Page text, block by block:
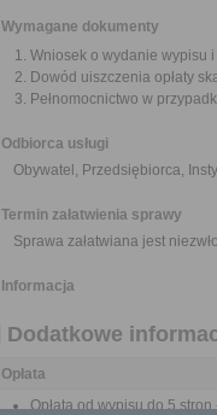
Wymagane dokumenty
Wniosek o wydanie wypisu
Dowód uiszczenia opłaty
Pełnomocnictwo w
Odbiorca usługi
Obywatel, Przedsiębiorca,
Termin załatwienia sprawy
Sprawa załatwiana jest
Informacja
Dodatkowe
Opłata
Opłata od wypisu do 5 stron